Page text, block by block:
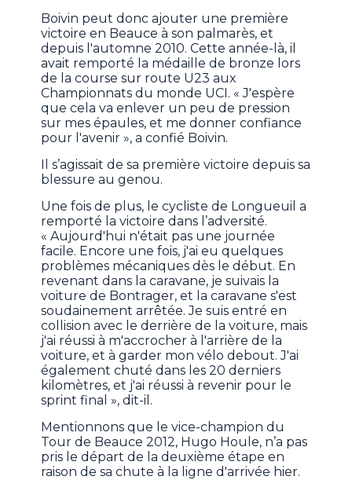
Boivin peut donc ajouter une première
victoire en Beauce à son palmarès, et
depuis l'automne 2010. Cette année-là, il
avait remporté la médaille de bronze lors
de la course sur route U23 aux
Championnats du monde UCI. « J'espère
que cela va enlever un peu de pression
sur mes épaules, et me donner confiance
pour l'avenir », a confié Boivin.
Il s’agissait de sa première victoire depuis sa
blessure au genou.
Une fois de plus, le cycliste de Longueuil a
remporté la victoire dans l’adversité.
« Aujourd'hui n'était pas une journée
facile. Encore une fois, j'ai eu quelques
problèmes mécaniques dès le début. En
revenant dans la caravane, je suivais la
voiture de Bontrager, et la caravane s'est
soudainement arrêtée. Je suis entré en
collision avec le derrière de la voiture, mais
j'ai réussi à m'accrocher à l'arrière de la
voiture, et à garder mon vélo debout. J'ai
également chuté dans les 20 derniers
kilomètres, et j'ai réussi à revenir pour le
sprint final », dit-il.
Mentionnons que le vice-champion du
Tour de Beauce 2012, Hugo Houle, n’a pas
pris le départ de la deuxième étape en
raison de sa chute à la ligne d'arrivée hier.